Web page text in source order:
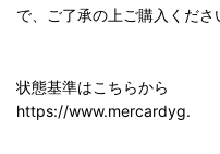
で、ご了承の上ご購入くださ
状態基準はこちらから
https://www.mercardyg.